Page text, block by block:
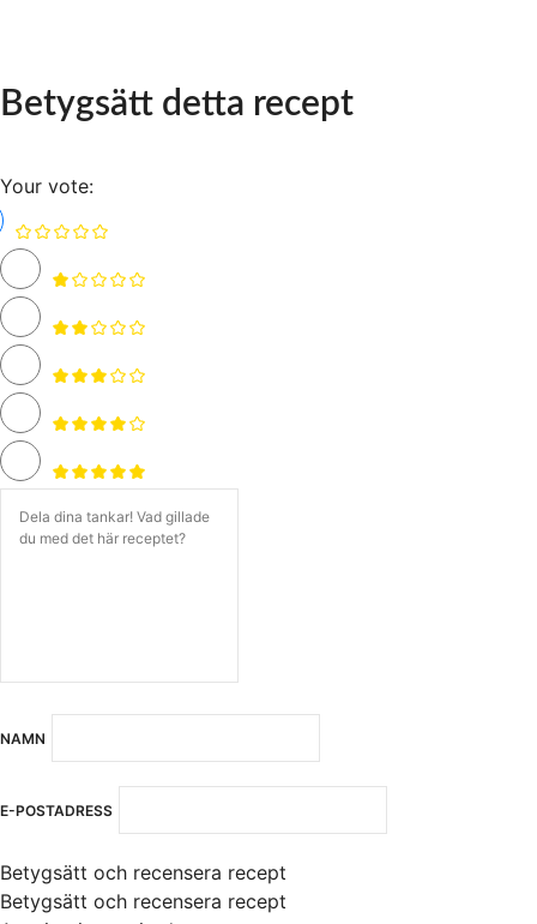
Betygsätt detta recept
Your vote:
NAMN
E-POSTADRESS
Betygsätt och recensera recept
Betygsätt och recensera recept